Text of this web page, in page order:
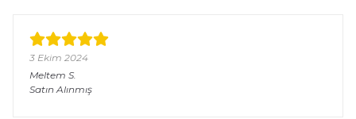
3 Ekim 2024
Meltem S.
Satın Alınmış